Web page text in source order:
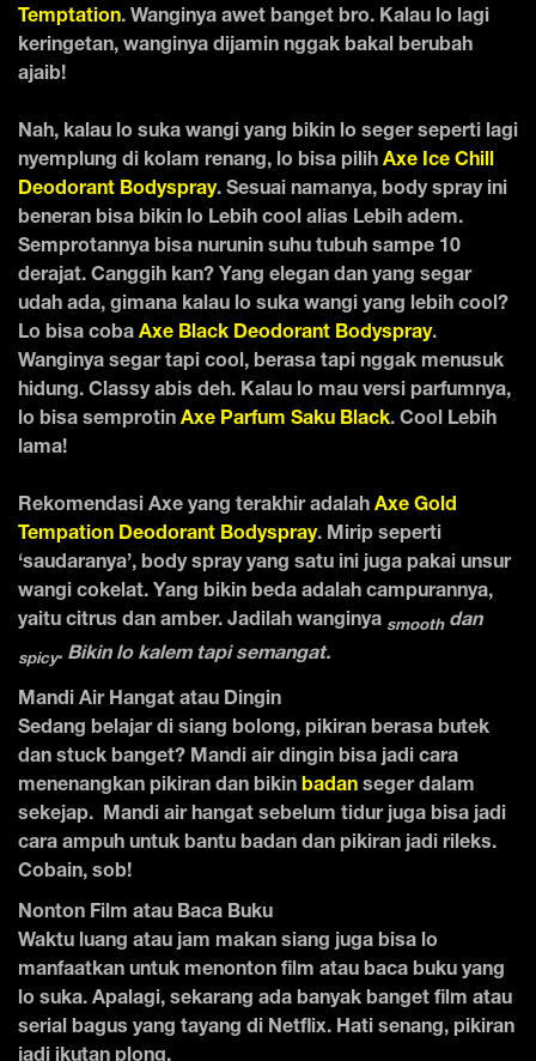
Temptation. Wanginya awet banget bro. Kalau lo lagi
keringetan, wanginya dijamin nggak bakal berubah
ajaib!
Nah, kalau lo suka wangi yang bikin lo seger seperti lagi
nyemplung di kolam renang, lo bisa pilih Axe Ice Chill
Deodorant Bodyspray. Sesuai namanya, body spray ini
beneran bisa bikin lo Lebih cool alias Lebih adem.
Semprotannya bisa nurunin suhu tubuh sampe 10
derajat. Canggih kan? Yang elegan dan yang segar
udah ada, gimana kalau lo suka wangi yang lebih cool?
Lo bisa coba Axe Black Deodorant Bodyspray.
Wanginya segar tapi cool, berasa tapi nggak menusuk
hidung. Classy abis deh. Kalau lo mau versi parfumnya,
lo bisa semprotin Axe Parfum Saku Black. Cool Lebih
lama!
Rekomendasi Axe yang terakhir adalah Axe Gold
Tempation Deodorant Bodyspray. Mirip seperti
‘saudaranya’, body spray yang satu ini juga pakai unsur
wangi cokelat. Yang bikin beda adalah campurannya,
yaitu citrus dan amber. Jadilah wanginya smoothdan
spicy. Bikin lo kalem tapi semangat.
Mandi Air Hangat atau Dingin
Sedang belajar di siang bolong, pikiran berasa butek
dan stuck banget? Mandi air dingin bisa jadi cara
menenangkan pikiran dan bikin badan seger dalam
sekejap. Mandi air hangat sebelum tidur juga bisa jadi
cara ampuh untuk bantu badan dan pikiran jadi rileks.
Cobain, sob!
Nonton Film atau Baca Buku
Waktu luang atau jam makan siang juga bisa lo
manfaatkan untuk menonton film atau baca buku yang
lo suka. Apalagi, sekarang ada banyak banget film atau
serial bagus yang tayang di Netflix. Hati senang, pikiran